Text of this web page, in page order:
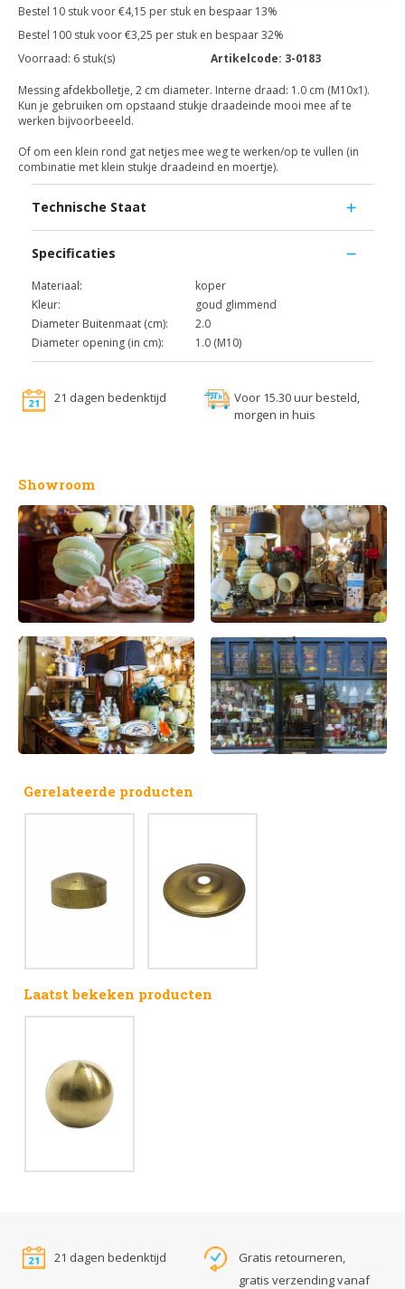
Bestel 10 stuk voor €4,15 per stuk en bespaar 13%
Bestel 100 stuk voor €3,25 per stuk en bespaar 32%
Voorraad: 6 stuk(s) Artikelcode: 3-0183
Messing afdekbolletje, 2 cm diameter. Interne draad: 1.0 cm (M10x1).
Kun je gebruiken om opstaand stukje draadeinde mooi mee af te
werken bijvoorbeeeld.
Of om een klein rond gat netjes mee weg te werken/op te vullen (in
combinatie met klein stukje draadeind en moertje).
Technische Staat
Specificaties
Materiaal:
koper
Kleur:
goud glimmend
Diameter Buitenmaat (cm):
2.0
Diameter opening (in cm):
1.0 (M10)
21 dagen bedenktijd
Voor 15.30 uur besteld,
morgen in huis
Showroom
Gerelateerde producten
Laatst bekeken producten
21 dagen bedenktijd
Gratis retourneren,
gratis verzending vanaf